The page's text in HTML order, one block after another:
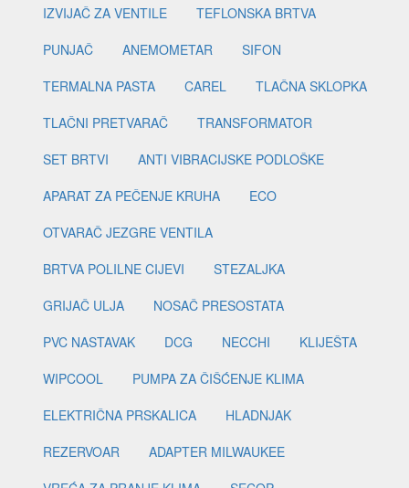
IZVIJAČ ZA VENTILE
TEFLONSKA BRTVA
PUNJAČ
ANEMOMETAR
SIFON
TERMALNA PASTA
CAREL
TLAČNA SKLOPKA
TLAČNI PRETVARAČ
TRANSFORMATOR
SET BRTVI
ANTI VIBRACIJSKE PODLOŠKE
APARAT ZA PEČENJE KRUHA
ECO
OTVARAČ JEZGRE VENTILA
BRTVA POLILNE CIJEVI
STEZALJKA
GRIJAČ ULJA
NOSAČ PRESOSTATA
PVC NASTAVAK
DCG NECCHI
KLIJEŠTA
WIPCOOL
PUMPA ZA ČIŠĆENJE KLIMA
ELEKTRIČNA PRSKALICA
HLADNJAK
REZERVOAR
ADAPTER MILWAUKEE